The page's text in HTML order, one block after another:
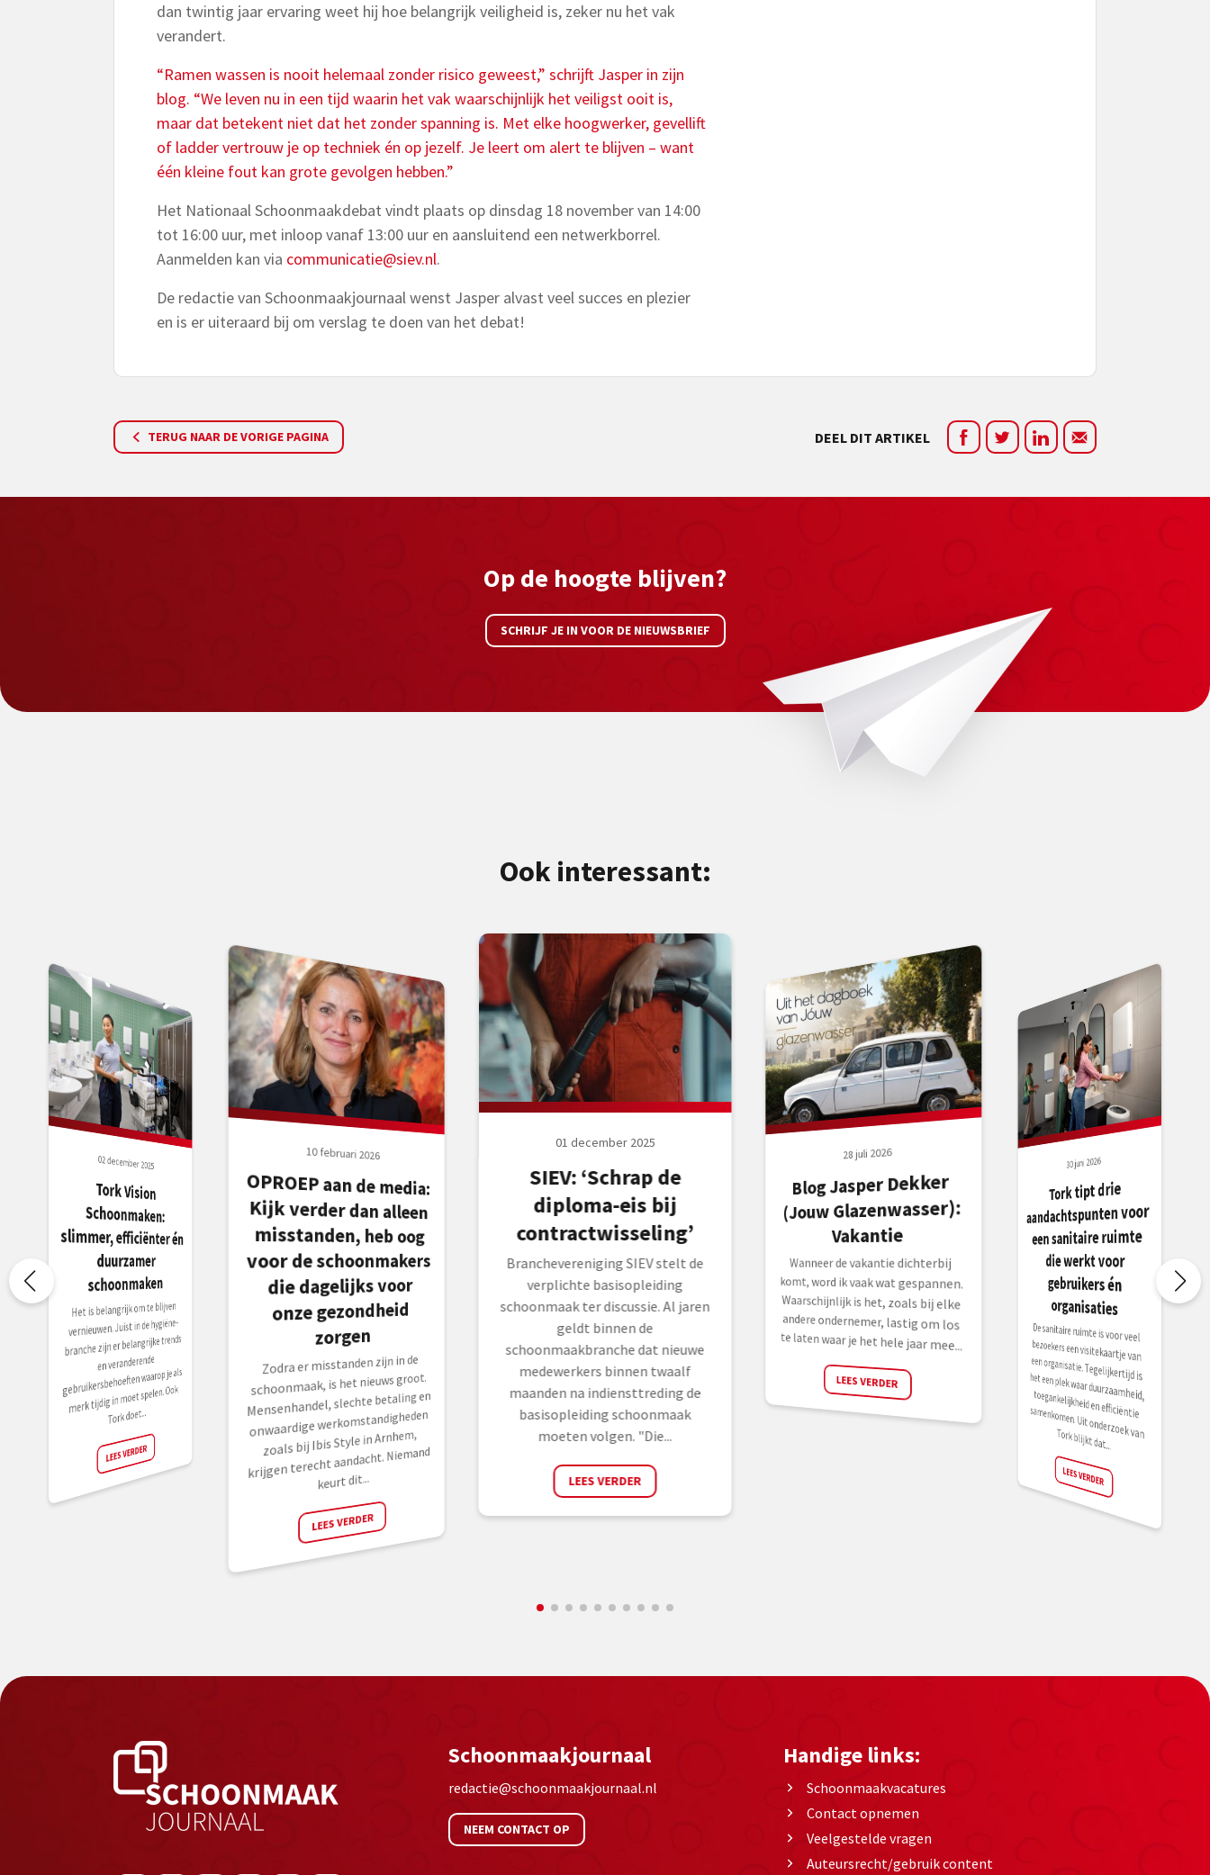
dan twintig jaar ervaring weet hij hoe belangrijk veiligheid is, zeker nu het vak
verandert.
“Ramen wassen is nooit helemaal zonder risico geweest,” schrijft Jasper in zijn
blog. “We leven nu in een tijd waarin het vak waarschijnlijk het veiligst ooit is,
maar dat betekent niet dat het zonder spanning is. Met elke hoogwerker, gevellift
of ladder vertrouw je op techniek én op jezelf. Je leert om alert te blijven – want
één kleine fout kan grote gevolgen hebben.”
Het Nationaal Schoonmaakdebat vindt plaats op dinsdag 18 november van 14:00
tot 16:00 uur, met inloop vanaf 13:00 uur en aansluitend een netwerkborrel.
Aanmelden kan via communicatie@siev.nl.
De redactie van Schoonmaakjournaal wenst Jasper alvast veel succes en plezier
en is er uiteraard bij om verslag te doen van het debat!
TERUG NAAR DE VORIGE PAGINA DEEL DIT ARTIKEL
Op de hoogte blijven?
SCHRIJF JE IN VOOR DE NIEUWSBRIEF
Ook interessant:
02 december 2025
Tork Vision
Schoonmaken:
slimmer, efficiënter én
duurzamer
schoonmaken
Het is belangrijk om te blijven
vernieuwen. Juist in de hygiëne-
branche zijn er belangrijke trends
en veranderende
gebruikersbehoeften waarop je als
merk tijdig in moet spelen. Ook
Tork doet...
LEES VERDER
10 februari 2026
OPROEP aan de media:
Kijk verder dan alleen
misstanden, heb oog
voor de schoonmakers
die dagelijks voor
onze gezondheid
zorgen
Zodra er misstanden zijn in de
schoonmaak, is het nieuws groot.
Mensenhandel, slechte betaling en
onwaardige werkomstandigheden
zoals bij Ibis Style in Arnhem,
krijgen terecht aandacht. Niemand
keurt dit...
LEES VERDER
01 december 2025
SIEV: ‘Schrap de
diploma-eis bij
contractwisseling’
Branchevereniging SIEV stelt de
verplichte basisopleiding
schoonmaak ter discussie. Al jaren
geldt binnen de
schoonmaakbranche dat nieuwe
medewerkers binnen twaalf
maanden na indiensttreding de
basisopleiding schoonmaak
moeten volgen. "Die...
LEES VERDER
28 juli 2026
Blog Jasper Dekker
(Jouw Glazenwasser):
Vakantie
Wanneer de vakantie dichterbij
komt, word ik vaak wat gespannen.
Waarschijnlijk is het, zoals bij elke
andere ondernemer, lastig om los
te laten waar je het hele jaar mee...
LEES VERDER
30 juni 2026
Tork tipt drie
aandachtspunten voor
een sanitaire ruimte
die werkt voor
gebruikers én
organisaties
De sanitaire ruimte is voor veel
bezoekers een visitekaartje van
een organisatie. Tegelijkertijd is het een plek waar duurzaamheid, toegankelijkheid en efficiëntie
samenkomen. Uit onderzoek van Tork blijkt dat...
LEES VERDER
Schoonmaakjournaal
redactie@schoonmaakjournaal.nl
NEEM CONTACT OP
Handige links:
Schoonmaakvacatures
Contact opnemen
Veelgestelde vragen
Auteursrecht/gebruik content